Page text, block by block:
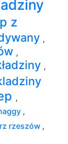
z
,
,
,
,
,
rzeszów ,